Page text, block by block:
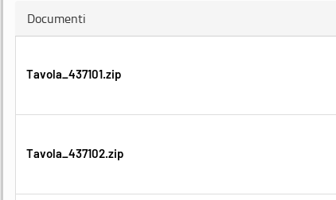
Documenti
Tavola_437101.zip
Tavola_437102.zip